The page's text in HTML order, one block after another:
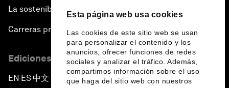
Esta página web usa cookies
Las cookies de este sitio web se usan
para personalizar el contenido y los
anuncios, ofrecer funciones de redes
sociales y analizar el tráfico. Además,
compartimos información sobre el uso
que haga del sitio web con nuestros
La sostenibilidad en el Foro
Carreras profesionales
Ediciones en otros idiomas
EN ▪ES▪中文▪ 日本語